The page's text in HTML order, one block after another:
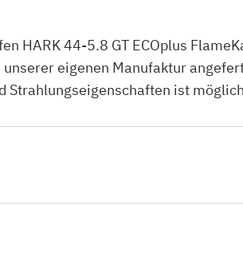
HARK 44-5.8 GT ECOplus
eigenen Manufaktur
Strahlungseigenschaften ist